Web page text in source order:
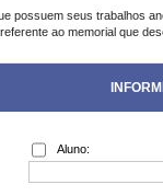
possuem seus trabalhos
ao memorial que
Aluno: